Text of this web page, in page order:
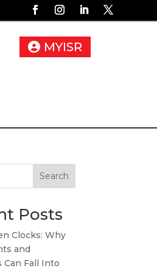
MYISR
Search
Posts
Clocks: Why
and
Can Fall Into